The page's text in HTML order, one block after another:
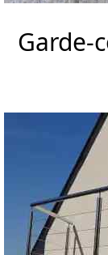
Garde-